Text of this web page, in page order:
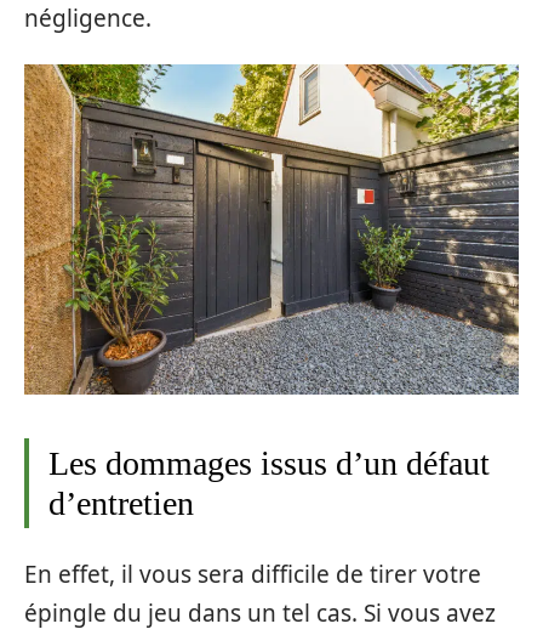
négligence.
Les dommages issus d’un défaut
d’entretien
En effet, il vous sera difficile de tirer votre
épingle du jeu dans un tel cas. Si vous avez